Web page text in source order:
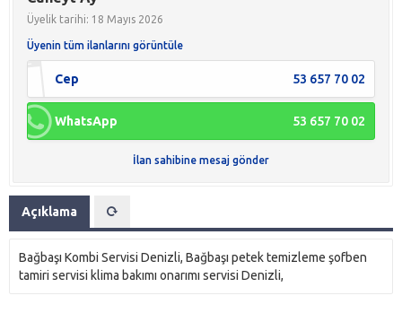
Üyelik tarihi: 18 Mayıs 2026
Üyenin tüm ilanlarını görüntüle
Cep 53 657 70 02
WhatsApp 53 657 70 02
İlan sahibine mesaj gönder
Açıklama
Bağbaşı Kombi Servisi Denizli, Bağbaşı petek temizleme şofben
tamiri servisi klima bakımı onarımı servisi Denizli,